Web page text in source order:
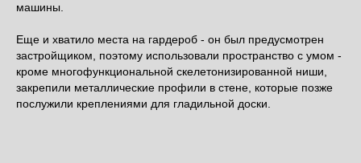
машины.
Еще и хватило места на гардероб - он был предусмотрен
застройщиком, поэтому использовали пространство с умом -
кроме многофункциональной скелетонизированной ниши,
закрепили металлические профили в стене, которые позже
послужили креплениями для гладильной доски.